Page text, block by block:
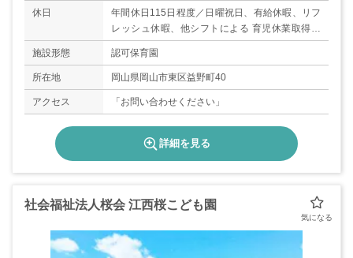
休日
年間休日115日程度／日曜祝日、有給休暇、リフ
レッシュ休暇、他シフトによる 育児休業取得実
績あり
施設形態 認可保育園
所在地 岡山県岡山市東区益野町40
アクセス 「お問い合わせください」
詳細を見る
社会福祉法人桜会 江西桜こども園